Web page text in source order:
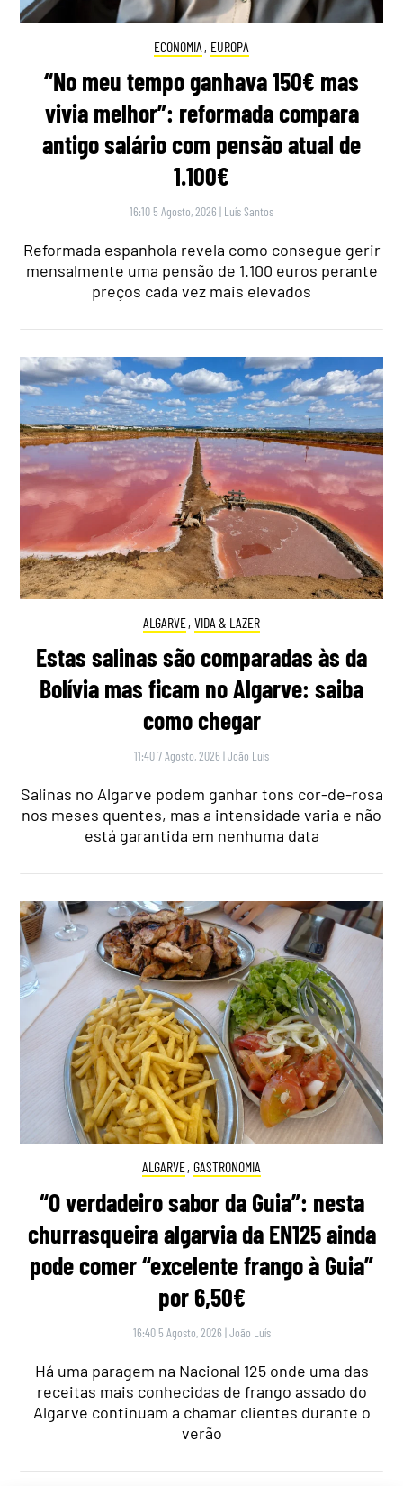
ECONOMIA , EUROPA
“No meu tempo ganhava 150€ mas
vivia melhor”: reformada compara
antigo salário com pensão atual de
1.100€
16:10 5 Agosto, 2026 | Luís Santos
Reformada espanhola revela como consegue gerir
mensalmente uma pensão de 1.100 euros perante
preços cada vez mais elevados
ALGARVE, VIDA & LAZER
Estas salinas são comparadas às da
Bolívia mas ficam no Algarve: saiba
como chegar
11:40 7 Agosto, 2026 |João Luís
Salinas no Algarve podem ganhar tons cor-de-rosa
nos meses quentes, mas a intensidade varia e não
está garantida em nenhuma data
ALGARVE, GASTRONOMIA
“O verdadeiro sabor da Guia”: nesta
churrasqueira algarvia da EN125 ainda
pode comer “excelente frango à Guia”
por 6,50€
16:40 5 Agosto, 2026 |João Luís
Há uma paragem na Nacional 125 onde uma das
receitas mais conhecidas de frango assado do
Algarve continuam a chamar clientes durante o
verão